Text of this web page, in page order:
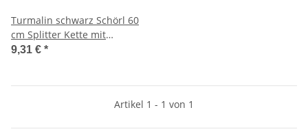
Turmalin schwarz Schörl 60
cm Splitter Kette mit
silberfarbenen
9,31 € *
Artikel 1 - 1 von 1